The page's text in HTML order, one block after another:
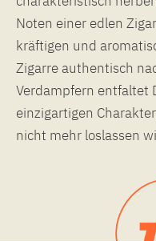
Noten einer edlen
kräftigen und
Zigarre authentisch
Verdampfern entfaltet
einzigartigen
nicht mehr loslassen